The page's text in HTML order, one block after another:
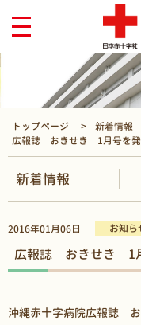
トップページ 新着情報
広報誌 おきせき 1月号を発
新着情報
2016年01月06日 お知ら
広報誌 おきせき 1
沖縄赤十字病院広報誌